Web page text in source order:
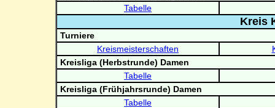
Tabelle
Kreis
Turniere
Kreismeisterschaften
Kreisliga (Herbstrunde) Damen
Tabelle
Kreisliga (Frühjahrsrunde) Damen
Tabelle